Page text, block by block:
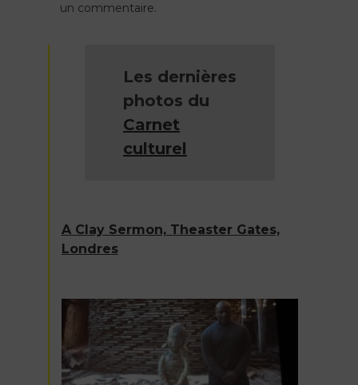
un commentaire.
Les dernières
photos du
Carnet
culturel
A Clay Sermon, Theaster Gates,
Londres